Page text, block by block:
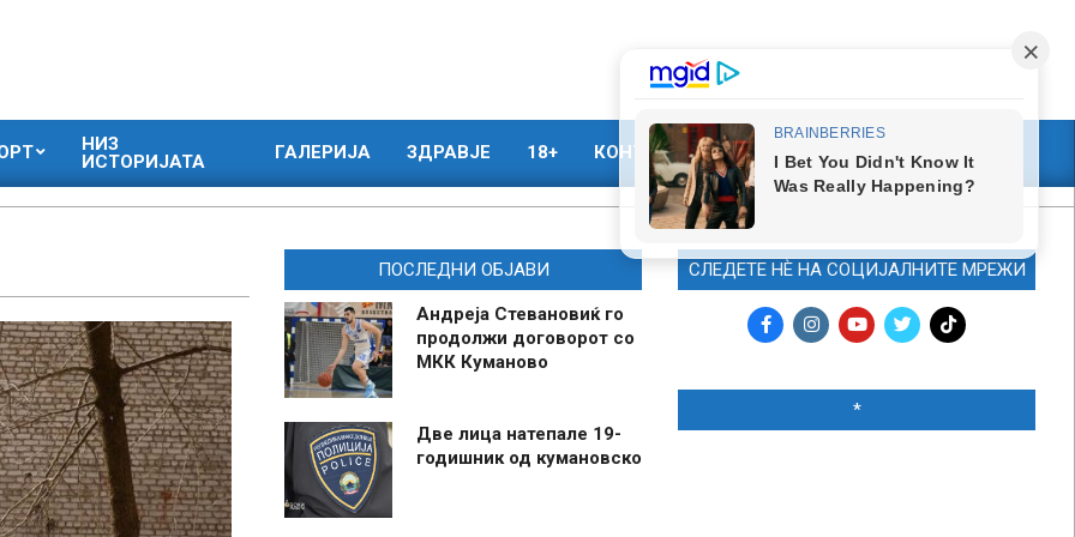
НИЗ
ИСТОРИЈАТА
ГАЛЕРИЈА ЗДРАВЈЕ 18+ КОНТАКТ МАРКЕТИНГ
ПОСЛЕДНИ ОБЈАВИ
Андреја Стевановиќ го
продолжи договорот со
МКК Куманово
Две лица натепале 19-
годишник од кумановско
СЛЕДЕТЕ НЀ НА СОЦИЈАЛНИТЕ МРЕЖИ
*